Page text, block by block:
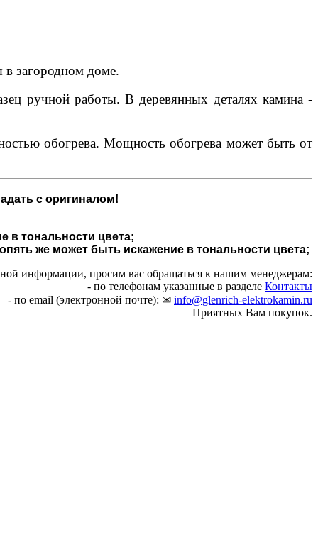
в загородном доме.
ручной работы. В деревянных деталях камина -
обогрева. Мощность обогрева может быть от
с оригиналом!
в тональности цвета;
же может быть искажение в тональности цвета;
информации, просим вас обращаться к нашим менеджерам:
- по телефонам указанные в разделе Контакты
- по email (электронной почте): ✉ info@glenrich-elektrokamin.ru
Приятных Вам покупок.